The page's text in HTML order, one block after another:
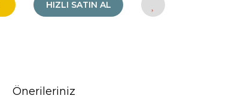
HIZLI SATIN AL
Önerileriniz